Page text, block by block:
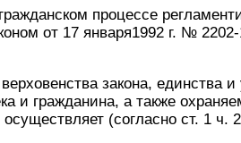
процессе
от 17 января1992 г. № 2202-
закона, единства
и гражданина, а также
осуществляет (согласно ст. 1